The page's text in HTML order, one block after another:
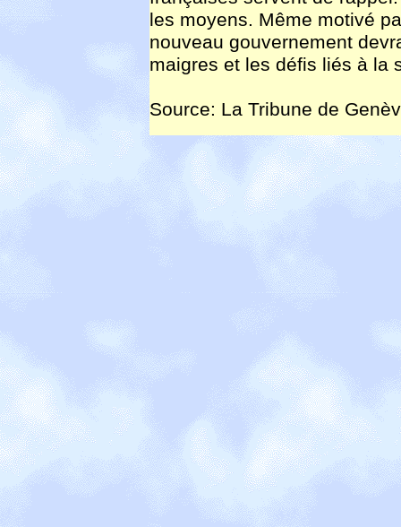
les moyens. Même motivé
nouveau gouvernement
maigres et les défis liés à la
Source: La Tribune de